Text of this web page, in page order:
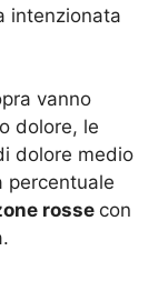
intenzionata
vanno
dolore, le
dolore medio
percentuale
rosse con